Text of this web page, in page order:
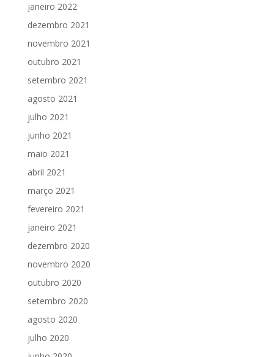
janeiro 2022
dezembro 2021
novembro 2021
outubro 2021
setembro 2021
agosto 2021
julho 2021
junho 2021
maio 2021
abril 2021
março 2021
fevereiro 2021
janeiro 2021
dezembro 2020
novembro 2020
outubro 2020
setembro 2020
agosto 2020
julho 2020